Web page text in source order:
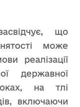
що
може
реалізації
державної
на тлі
включаючи